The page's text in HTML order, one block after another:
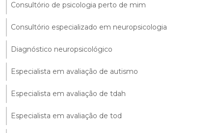
Consultório de psicologia perto de mim
Consultório especializado em neuropsicologia
Diagnóstico neuropsicológico
Especialista em avaliação de autismo
Especialista em avaliação de tdah
Especialista em avaliação de tod